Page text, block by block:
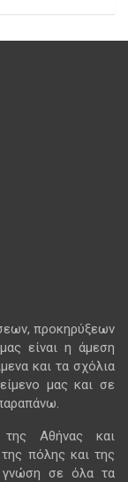
προκηρύξεων
είναι η άμεση
και τα σχόλια
μας και σε
Αθήνας και
πόλης και της
γνώση σε όλα τα